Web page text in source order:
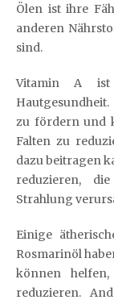
Ölen ist ihre
anderen
sind.
Vitamin A
zu fördern und
Falten zu
dazu beitragen
reduzieren,
Strahlung
Einige
Rosmarinöl
können
reduzieren.